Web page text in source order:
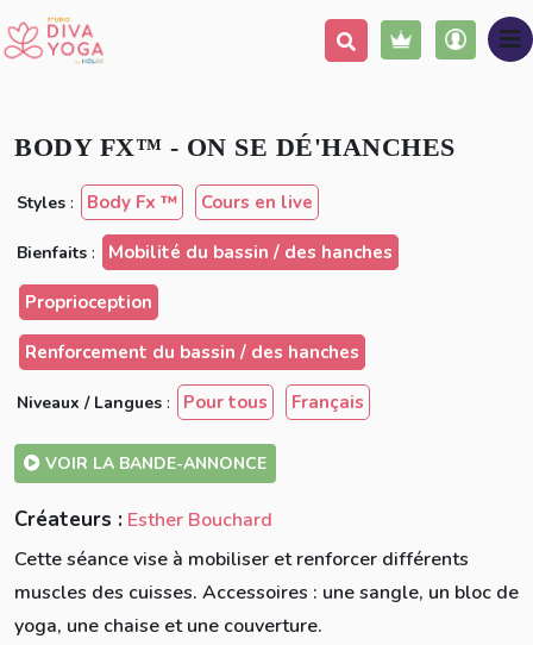
Ajouter à ma liste Partager
BODY FX™️ - ON SE DÉ'HANCHES
Styles : Body Fx ™️ Cours en live
Bienfaits : Mobilité du bassin / des hanches
Proprioception
Renforcement du bassin / des hanches
Niveaux / Langues : Pour tous Français
VOIR LA BANDE-ANNONCE
Créateurs : Esther Bouchard
Cette séance vise à mobiliser et renforcer différents
muscles des cuisses. Accessoires : une sangle, un bloc de
yoga, une chaise et une couverture.